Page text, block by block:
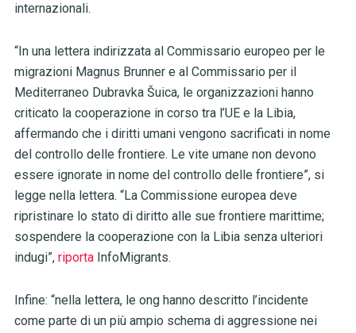
internazionali.
“In una lettera indirizzata al Commissario europeo per le
migrazioni Magnus Brunner e al Commissario per il
Mediterraneo Dubravka Šuica, le organizzazioni hanno
criticato la cooperazione in corso tra l’UE e la Libia,
affermando che i diritti umani vengono sacrificati in nome
del controllo delle frontiere. Le vite umane non devono
essere ignorate in nome del controllo delle frontiere”, si
legge nella lettera. “La Commissione europea deve
ripristinare lo stato di diritto alle sue frontiere marittime;
sospendere la cooperazione con la Libia senza ulteriori
indugi”, riportaInfoMigrants.
Infine: “nella lettera, le ong hanno descritto l’incidente
come parte di un più ampio schema di aggressione nei